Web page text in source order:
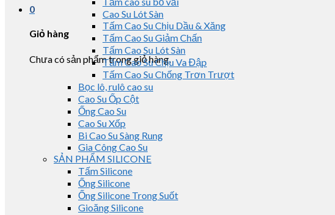
0
Giỏ hàng
Chưa có sản phẩm trong giỏ hàng.
Cao Su Lót Sàn
Tấm Cao Su Chịu Dầu & Xăng
Tấm Cao Su Giảm Chấn
Tấm Cao Su Lót Sàn
Tấm Cao Su Chịu Va Đập
Tấm Cao Su Chống Trơn Trượt
Bọc lô, rulô cao su
Cao Su Ốp Cột
Ống Cao Su
Cao Su Xốp
Bi Cao Su Sàng Rung
Gia Công Cao Su
SẢN PHẨM SILICONE
Tấm Silicone
Ống Silicone
Ống Silicone Trong Suốt
Gioăng Silicone